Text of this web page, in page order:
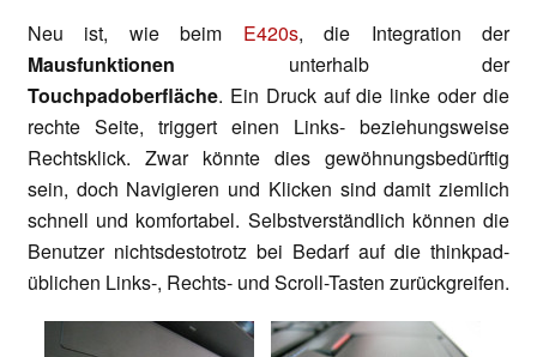
Neu ist, wie beim E420s, die Integration der
Mausfunktionen unterhalb der
Touchpadoberfläche. Ein Druck auf die linke oder die
rechte Seite, triggert einen Links- beziehungsweise
Rechtsklick. Zwar könnte dies gewöhnungsbedürftig
sein, doch Navigieren und Klicken sind damit ziemlich
schnell und komfortabel. Selbstverständlich können die
Benutzer nichtsdestotrotz bei Bedarf auf die thinkpad-
üblichen Links-, Rechts- und Scroll-Tasten zurückgreifen.